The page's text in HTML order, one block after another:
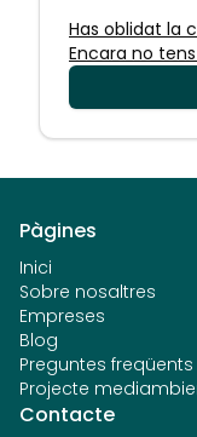
Has oblidat la
Encara no
Pàgines
Inici
Sobre nosaltres
Empreses
Blog
Preguntes freqüents
Projecte
Contacte